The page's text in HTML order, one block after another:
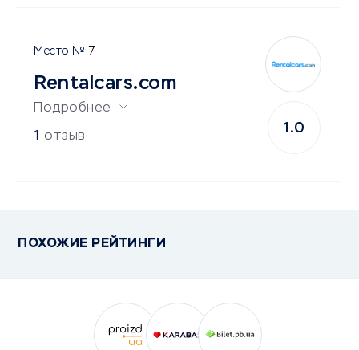
7
Rentalcars.com
Подробнее
1 отзыв
1.0
ПОХОЖИЕ РЕЙТИНГИ